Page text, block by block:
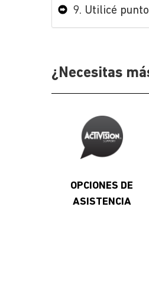
9. Utilicé
¿Necesitas
OPCIONES DE
ASISTENCIA